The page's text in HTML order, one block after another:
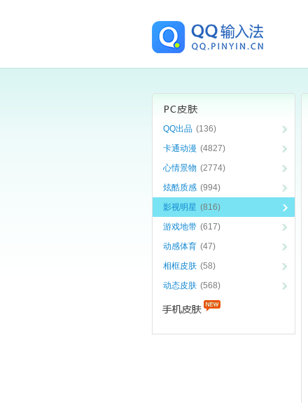
QQ出品 (136)
卡通动漫 (4827)
心情景物 (2774)
炫酷质感 (994)
影视明星 (816)
游戏地带 (617)
动感体育 (47)
相框皮肤 (58)
动态皮肤 (568)